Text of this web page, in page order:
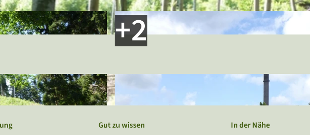
Gut zu wissen In der Nähe